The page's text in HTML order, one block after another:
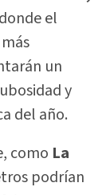
el
un
y
del año.
como La
podrían